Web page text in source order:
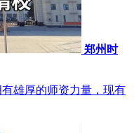
郑州时
雄厚的师资力量，现有